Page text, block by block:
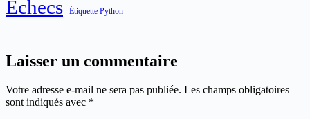
Échecs Étiquette Python
Laisser un commentaire
Votre adresse e-mail ne sera pas publiée. Les champs obligatoires
sont indiqués avec *